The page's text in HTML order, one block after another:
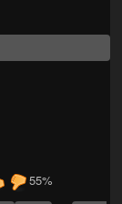
55%